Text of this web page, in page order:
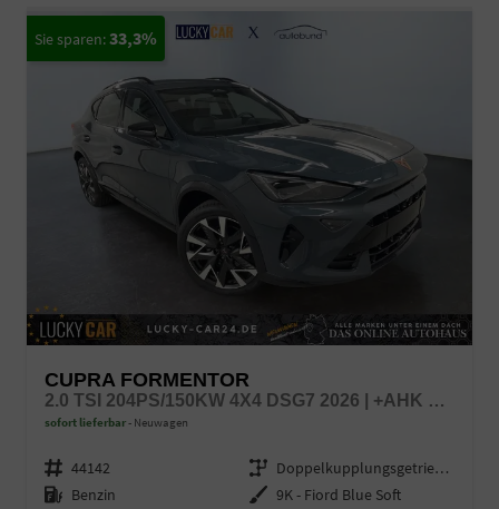
33,3%
CUPRA FORMENTOR
2.0 TSI 204PS/150KW 4X4 DSG7 2026 | +AHK +UPGRADE-PAKET +IMMERSIVE +5-JAHRE ERW. GARANTIE
sofort lieferbar Neuwagen
Fahrzeugnr. 44142 Getriebe
Doppelkupplungsgetriebe (DSG)
Kraftstoff Benzin Außenfarbe 9K - Fiord Blue Soft